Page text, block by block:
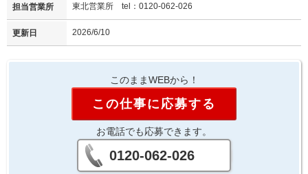
担当営業所 東北営業所 tel：0120-062-026
更新日 2026/6/10
このままWEBから！
この仕事に応募する
お電話でも応募できます。
0120-062-026